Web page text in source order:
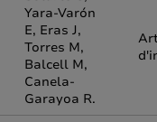
Yara-Varón
E, Eras J,
Torres M,
Balcell M,
Canela-
Garayoa R.